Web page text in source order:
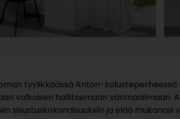
tyylikkäässä Anton-kalusteperheessä
valkoisen hallitsemaan värimaailmaan.
sisustuskokonaisuuksiin ja elää mukanasi